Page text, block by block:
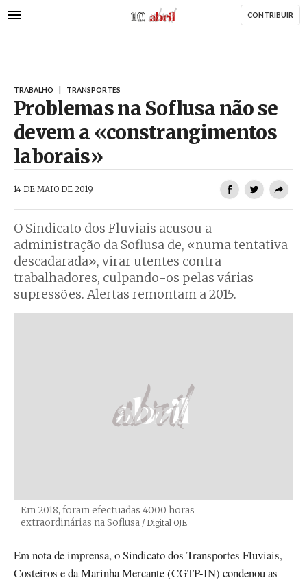
para
AbrilAbril CONTRIBUIR
TRABALHO TRANSPORTES
Problemas na Soflusa não se
devem a «constrangimentos
laborais»
14 DE MAIO DE 2019
O Sindicato dos Fluviais acusou a
administração da Soflusa de, «numa tentativa
descadarada», virar utentes contra
trabalhadores, culpando-os pelas várias
supressões. Alertas remontam a 2015.
Em 2018, foram efectuadas 4000 horas
extraordinárias na Soflusa Créditos
/ Digital OJE
Em nota de imprensa, o Sindicato dos Transportes Fluviais,
Costeiros e da Marinha Mercante (CGTP-IN) condenou as